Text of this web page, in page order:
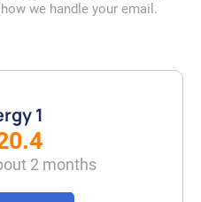
we handle your email.
1
2 months